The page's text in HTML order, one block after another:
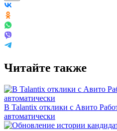
Читайте также
В Talantix отклики с Авито
автоматически